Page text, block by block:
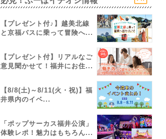
【プレゼント付♪】越美北線
と京福バスに乗って冒険へ...
【プレゼント付】リアルなご
意見聞かせて！福井にお住...
【8/8(土)～8/11(火・祝)】福
井県内のイベ...
「ポップサーカス福井公演」
体験レポ！魅力はもちろん...